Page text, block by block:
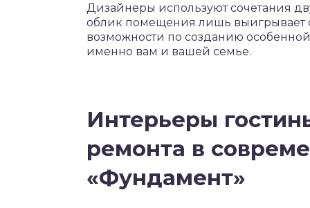
Дизайнеры используют сочетания
облик помещения лишь выигрывает
возможности по созданию
именно вам и вашей семье.
Интерьеры
ремонта в
«Фундамент»